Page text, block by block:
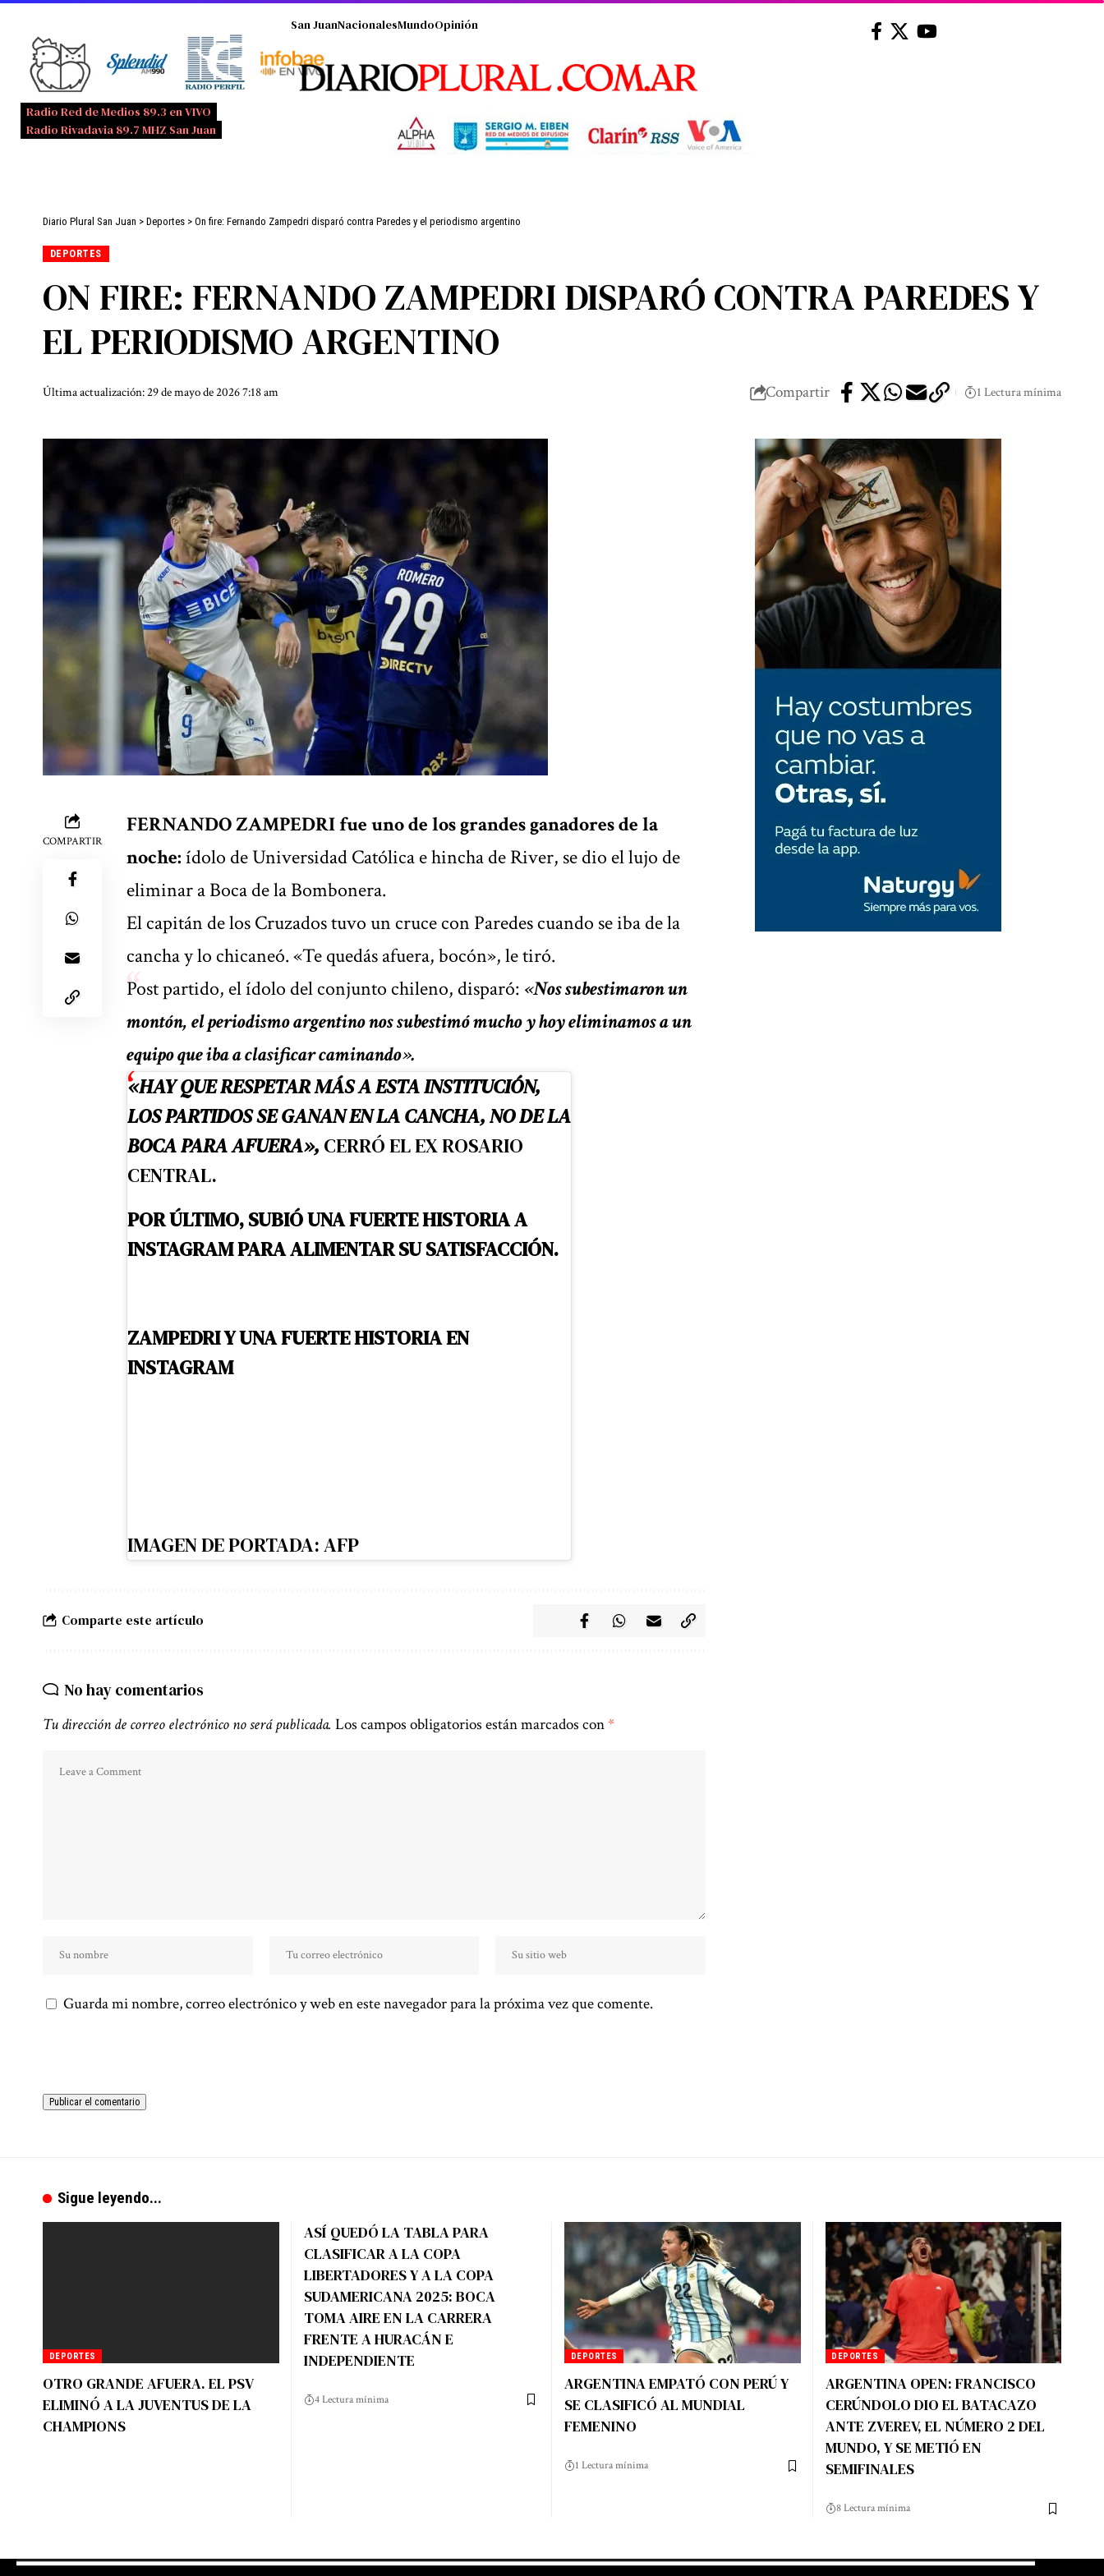
Radio Red de Medios 89.3 en VIVO
Radio Rivadavia 89.7 MHZ San Juan
San JuanNacionalesMundoOpinión
Diario Plural San Juan > Deportes > On fire: Fernando Zampedri disparó contra Paredes y el periodismo argentino
DEPORTES
ON FIRE: FERNANDO ZAMPEDRI DISPARÓ CONTRA PAREDES Y
EL PERIODISMO ARGENTINO
Última actualización: 29 de mayo de 2026 7:18 am Compartir 1 Lectura mínima
COMPARTIR
FERNANDO ZAMPEDRI fue uno de los grandes ganadores de la
noche:ídolo de Universidad Católica e hincha de River, se dio el lujo de
eliminar a Boca de la Bombonera.
El capitán de los Cruzados tuvo un cruce con Paredes cuando se iba de la
cancha y lo chicaneó. «Te quedás afuera, bocón», le tiró.
Post partido, el ídolo del conjunto chileno, disparó: «Nos subestimaron un
montón, el periodismo argentino nos subestimó mucho y hoy eliminamos a un
equipo que iba a clasificar caminando».
«HAY QUE RESPETAR MÁS A ESTA INSTITUCIÓN,
LOS PARTIDOS SE GANAN EN LA CANCHA, NO DE LA
BOCA PARA AFUERA», CERRÓ EL EX ROSARIO
CENTRAL.
POR ÚLTIMO, SUBIÓ UNA FUERTE HISTORIA A
INSTAGRAM PARA ALIMENTAR SU SATISFACCIÓN.
ZAMPEDRI Y UNA FUERTE HISTORIA EN
INSTAGRAM
IMAGEN DE PORTADA: AFP
Comparte este artículo
No hay comentarios
Tu dirección de correo electrónico no será publicada. Los campos obligatorios están marcados con*
Guarda mi nombre, correo electrónico y web en este navegador para la próxima vez que comente.
Sigue leyendo...
DEPORTES
OTRO GRANDE AFUERA. EL PSV
ELIMINÓ A LA JUVENTUS DE LA
CHAMPIONS
ASÍ QUEDÓ LA TABLA PARA
CLASIFICAR A LA COPA
LIBERTADORES Y A LA COPA
SUDAMERICANA 2025: BOCA
TOMA AIRE EN LA CARRERA
FRENTE A HURACÁN E
INDEPENDIENTE
4 Lectura mínima
DEPORTES
ARGENTINA EMPATÓ CON PERÚ Y
SE CLASIFICÓ AL MUNDIAL
FEMENINO
1 Lectura mínima
DEPORTES
ARGENTINA OPEN: FRANCISCO
CERÚNDOLO DIO EL BATACAZO
ANTE ZVEREV, EL NÚMERO 2 DEL
MUNDO, Y SE METIÓ EN
SEMIFINALES
8 Lectura mínima